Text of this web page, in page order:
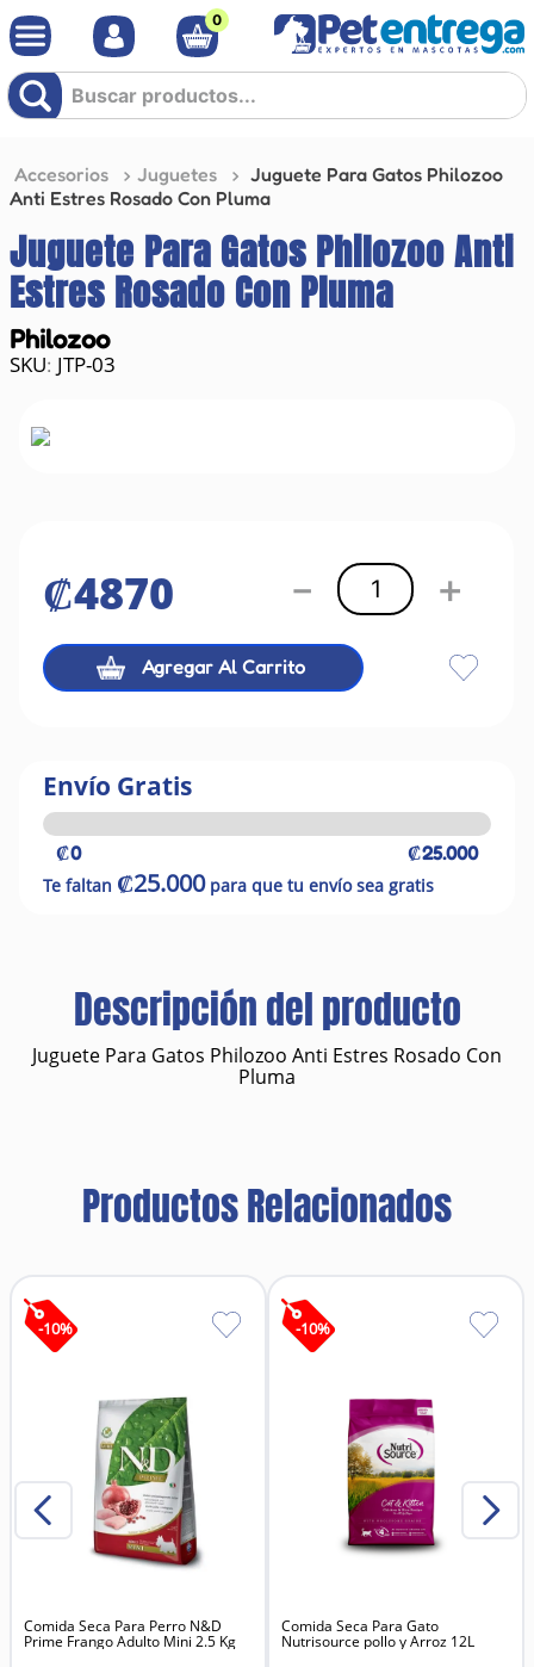
0
Buscar productos...
Accesorios Juguetes
Juguete Para Gatos Philozoo
Anti Estres Rosado Con Pluma
Juguete Para Gatos Philozoo Anti
Estres Rosado Con Pluma
Philozoo
: JTP-03
₡4870 ＋
－
Agregar Al Carrito
Envío Gratis
₡0 ₡25.000
Te faltan ₡25.000para que tu envío sea gratis
Descripción del producto
Juguete Para Gatos Philozoo Anti Estres Rosado Con
Pluma
Productos Relacionados
-10%
Comida Seca Para Perro N&D
Prime Frango Adulto Mini 2.5 Kg
-10%
Comida Seca Para Gato
Nutrisource pollo y Arroz 12L